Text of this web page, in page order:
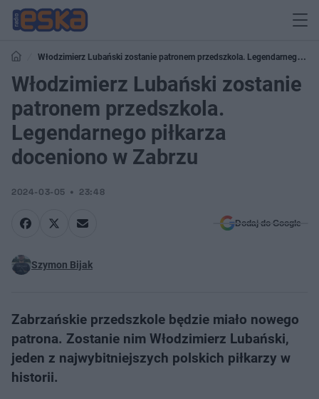
Włodzimierz Lubański zostanie patronem przedszkola. Legendarnego
piłkarza doceniono w Zabrzu
Włodzimierz Lubański zostanie
patronem przedszkola.
Legendarnego piłkarza
doceniono w Zabrzu
2024-03-05 23:48
Dodaj do Google
Szymon Bijak
Zabrzańskie przedszkole będzie miało nowego
patrona. Zostanie nim Włodzimierz Lubański,
jeden z najwybitniejszych polskich piłkarzy w
historii.